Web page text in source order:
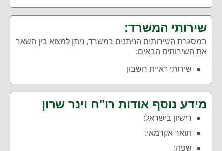
שירותי המשרד:
במסגרת השירותים הניתנים במשרד, ניתן למצוא בין השאר
את השירותים הבאים:
שירותי ראיית חשבון
מידע נוסף אודות רו"ח וינר שרון
רישיון בישראל:
תואר אקדמאי:
שפה: